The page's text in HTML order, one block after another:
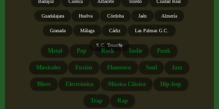
Badajoz Cuenca Albacete Toledo Ciudad Real
Guadalajara Huelva Córdoba Jaén Almería
Granada Málaga Cádiz Las Palmas G.C.
S.C. Tenerife
Metal Pop Rock Indie Punk
Musicales Fusión Flamenco Soul Jazz
Blues Electrónica Música Clásica Hip-hop
Trap Rap